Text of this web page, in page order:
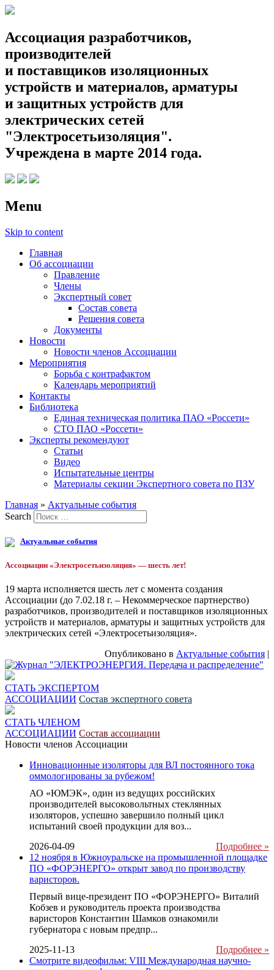
Ассоциация разработчиков,
производителей
и поставщиков изоляционных
устройств и материалов, арматуры
и защитных устройств для
электрических сетей
"Электросетьизоляция".
Учреждена в марте 2014 года.
Menu
Skip to content
Главная
Об ассоциации
Правление
Члены
Экспертный совет
Состав совета
Решения совета
Документы
Новости
Новости членов Ассоциации
Мероприятия
Борьба с контрафактом
Календарь мероприятий
Контакты
Библиотека
Единая техническая политика ПАО «Россети»
СТО ПАО «Россети»
Эксперты рекомендуют
Статьи
Видео
Испытательные центры
Материалы секции Экспертного совета по ПЗУ
Главная » Актуальные события
Search
Актуальные события
Ассоциации «Электросетьизоляция» — шесть лет!
19 марта исполняется шесть лет с момента создания
Ассоциации (до 7.02.18 г. – Некоммерческое партнерство)
разработчиков, производителей и поставщиков изоляционных
устройств и материалов, арматуры и защитных устройств для
электрических сетей «Электросетьизоляция».
Опубликовано в Актуальные события |
СТАТЬ ЭКСПЕРТОМ
АССОЦИАЦИИ Состав экспертного совета
СТАТЬ ЧЛЕНОМ
АССОЦИАЦИИ Состав ассоциации
Новости членов Ассоциации
Инновационные изоляторы для ВЛ постоянного тока
оммологированы за рубежом!
АО «ЮМЭК», один из ведущих российских
производителей высоковольтных стеклянных
изоляторов, успешно завершило полный цикл
испытаний своей продукции для воз...
2026-04-09
Подробнее »
12 ноября в Южноуральске на промышленной площадке
ПО «ФОРЭНЕРГО» открыт завод по производству
варисторов.
Первый вице-президент ПО «ФОРЭНЕРГО» Виталий
Кобзев и руководитель проекта производства
варисторов Константин Шамков ознакомили
губернатора с новым предпр...
2025-11-13
Подробнее »
Смотрите видеофильм: VIII Международная научно-